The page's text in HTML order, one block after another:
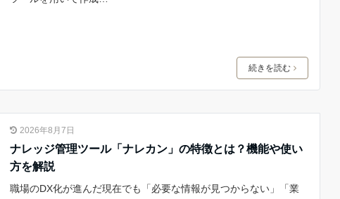
続きを読む
2026年8月7日
ナレッジ管理ツール「ナレカン」の特徴とは？機能や使い
方を解説
職場のDX化が進んだ現在でも「必要な情報が見つからない」「業